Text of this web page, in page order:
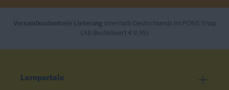
Versandkostenfreie Lieferung innerhalb Deutschlands im PONS Shop
(Ab Bestellwert € 9,95)
Lernportale